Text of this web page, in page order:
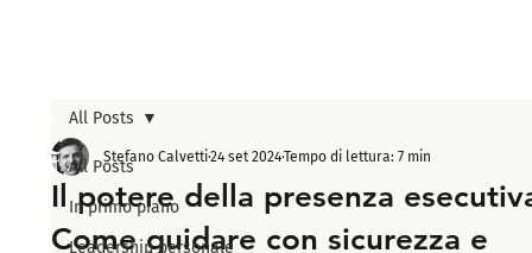
All Posts
In primo piano
Leadership personale
All Posts
Il potere della presenza
Come guidare con sicurezza e
Stefano Calvetti24 set 2024Tempo di lettura: 7 min